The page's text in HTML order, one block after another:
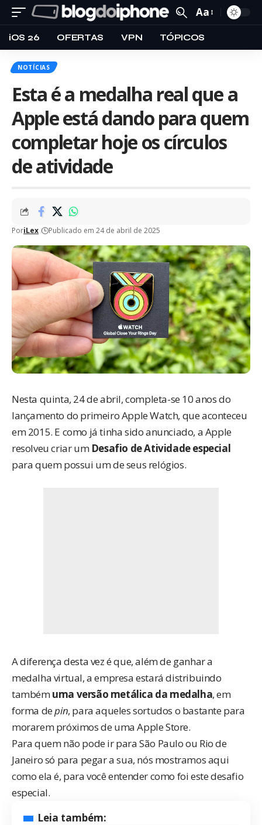
Aa
iOS 26 OFERTAS VPN TÓPICOS
NOTÍCIAS
Esta é a medalha real que a
Apple está dando para quem
completar hoje os círculos
de atividade
PoriLex Publicado em 24 de abril de 2025
Nesta quinta, 24 de abril, completa-se 10 anos do
lançamento do primeiro Apple Watch, que aconteceu
em 2015. E como já tinha sido anunciado, a Apple
resolveu criar um Desafio de Atividade especial
para quem possui um de seus relógios.
A diferença desta vez é que, além de ganhar a
medalha virtual, a empresa estará distribuindo
tambémuma versão metálica da medalha, em
forma depin, para aqueles sortudos o bastante para
morarem próximos de uma Apple Store.
Para quem não pode ir para São Paulo ou Rio de
Janeiro só para pegar a sua, nós mostramos aqui
como ela é, para você entender como foi este desafio
especial.
Leia também: